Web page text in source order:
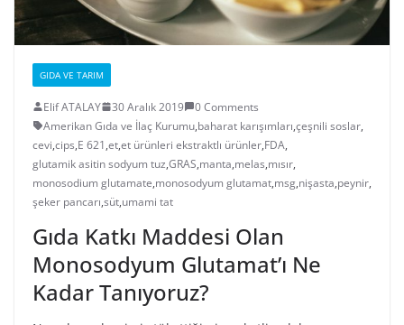
GIDA VE TARIM
Elif ATALAY 30 Aralık 2019
0 Comments
Amerikan Gıda ve İlaç Kurumu,baharat karışımları,çeşnili soslar,
cevi,cips,E 621,et,et ürünleri ekstraktlı ürünler,FDA,
glutamik asitin sodyum tuz,GRAS,manta,melas,mısır,
monosodium glutamate,monosodyum glutamat,msg,nişasta,peynir,
şeker pancarı,süt,umami tat
Gıda Katkı Maddesi Olan
Monosodyum Glutamat’ı Ne
Kadar Tanıyoruz?